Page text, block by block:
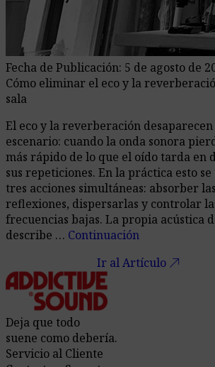
Fecha de Publicación: 5 de agosto de
Cómo eliminar el eco y la
sala
El eco y la reverberación
escenario: cuando la onda sonora
más rápido de lo que el oído tarda en
sus repeticiones. En la práctica esto
tres acciones simultáneas: absorber las
reflexiones, dispersarlas y controlar
frecuencias bajas. La propia acústica
describe … Continuación
Ir al Artículocall_made
Deja que todo
suene como debería.
Servicio al Cliente